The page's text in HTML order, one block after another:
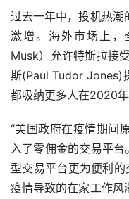
过去一年中，投机热潮
激增。海外市场 上
Musk）允许特斯拉接
斯(Paul Tudor Jones)
都吸纳更多人在2020年
“美国政府在疫情期间
入了零佣金的交易平
型交易平台更为便利
疫情导致的在家工作风